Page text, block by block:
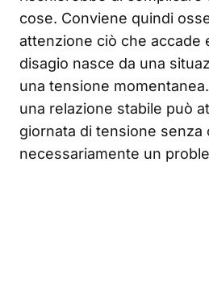
cose. Conviene quindi
attenzione ciò che accade
disagio nasce da una
una tensione
una relazione stabile può
giornata di tensione
necessariamente un